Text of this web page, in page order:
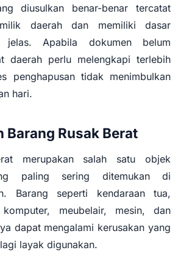
diusulkan benar-benar tercatat
daerah dan memiliki dasar
jelas. Apabila dokumen belum
daerah perlu melengkapi terlebih
penghapusan tidak menimbulkan
hari.
Barang Rusak Berat
merupakan salah satu objek
paling sering ditemukan di
Barang seperti kendaraan tua,
meubelair, mesin, dan
dapat mengalami kerusakan yang
layak digunakan.